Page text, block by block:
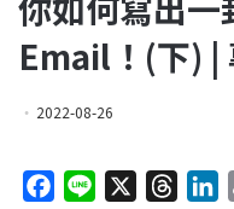
Email！(下) |
2022-08-26